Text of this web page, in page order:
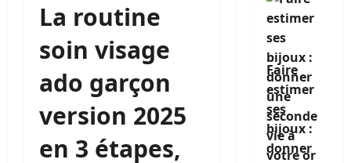
La routine
soin visage
ado garçon
version 2025
en 3 étapes,
Faire
estimer
ses
bijoux :
donner